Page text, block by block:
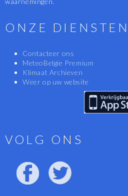
ONZE DIENSTEN
Contacteer ons
MeteoBelgie Premium
Klimaat Archieven
Weer op uw website
VOLG ONS